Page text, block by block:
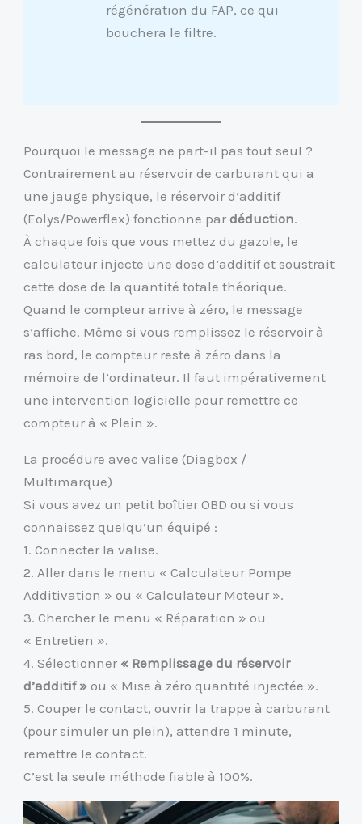
régénération du FAP, ce qui
bouchera le filtre.
Pourquoi le message ne part-il pas tout seul ?
Contrairement au réservoir de carburant qui a
une jauge physique, le réservoir d’additif
(Eolys/Powerflex) fonctionne pardéduction.
À chaque fois que vous mettez du gazole, le
calculateur injecte une dose d’additif et soustrait
cette dose de la quantité totale théorique.
Quand le compteur arrive à zéro, le message
s’affiche. Même si vous remplissez le réservoir à
ras bord, le compteur reste à zéro dans la
mémoire de l’ordinateur. Il faut impérativement
une intervention logicielle pour remettre ce
compteur à « Plein ».
La procédure avec valise (Diagbox /
Multimarque)
Si vous avez un petit boîtier OBD ou si vous
connaissez quelqu’un équipé :
1. Connecter la valise.
2. Aller dans le menu « Calculateur Pompe
Additivation » ou « Calculateur Moteur ».
3. Chercher le menu « Réparation » ou
« Entretien ».
4. Sélectionner « Remplissage du réservoir
d’additif » ou « Mise à zéro quantité injectée ».
5. Couper le contact, ouvrir la trappe à carburant
(pour simuler un plein), attendre 1 minute,
remettre le contact.
C’est la seule méthode fiable à 100%.